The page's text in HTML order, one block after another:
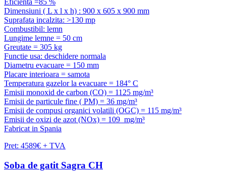
Eficienta =85 %
Dimensiuni ( L x l x h) : 900 x 605 x 900 mm
Suprafata incalzita: >130 mp
Combustibil: lemn
Lungime lemne = 50 cm
Greutate = 305 kg
Functie usa: deschidere normala
Diametru evacuare = 150 mm
Placare interioara = samota
Temperatura gazelor la evacuare = 184° C
Emisii monoxid de carbon (CO) = 1125 mg/m³
Emisii de particule fine ( PM) = 36 mg/m³
Emisii de compusi organici volatili (OGC) = 115 mg/m³
Emisii de oxizi de azot (NOx) = 109 mg/m³
Fabricat in Spania
Pret: 4589€ + TVA
Soba de gatit Sagra CH